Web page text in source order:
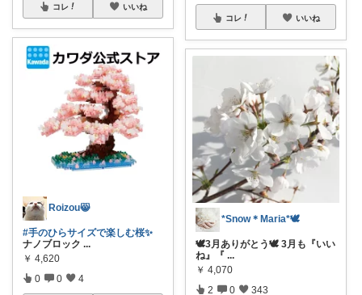
コレ いいね
Roizou😸
#手のひらサイズで楽しむ桜✨
ナノブロック ...
￥ 4,620
0 0 4
コレ いいね
*Snow＊Maria*🕊️
🕊️3月ありがとう🕊️ 3月も『いい
ね』『 ...
￥ 4,070
2 0 343